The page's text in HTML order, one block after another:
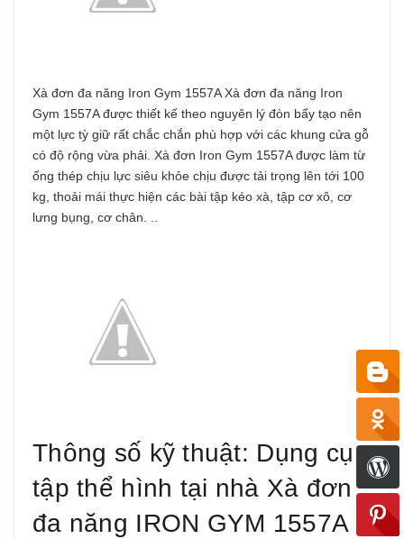
Xà đơn đa năng Iron Gym 1557A Xà đơn đa năng Iron
Gym 1557A được thiết kế theo nguyên lý đòn bẩy tạo nên
một lực tỳ giữ rất chắc chắn phù hợp với các khung cửa gỗ
có độ rộng vừa phải. Xà đơn Iron Gym 1557A được làm từ
ống thép chịu lực siêu khỏe chịu được tải trọng lên tới 100
kg, thoải mái thực hiện các bài tập kéo xà, tập cơ xô, cơ
lưng bụng, cơ chân. ..
Thông số kỹ thuật: Dụng cụ
tập thể hình tại nhà Xà đơn
đa năng IRON GYM 1557A